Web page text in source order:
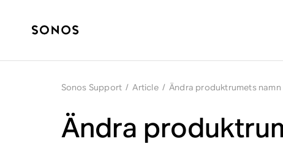
Sonos Support / Article / Ändra produktrumets namn
Ändra